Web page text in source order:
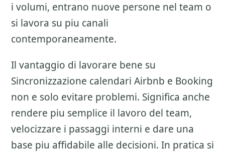
i volumi, entrano nuove persone nel team o
si lavora su piu canali
contemporaneamente.
Il vantaggio di lavorare bene su
Sincronizzazione calendari Airbnb e Booking
non e solo evitare problemi. Significa anche
rendere piu semplice il lavoro del team,
velocizzare i passaggi interni e dare una
base piu affidabile alle decisioni. In pratica si